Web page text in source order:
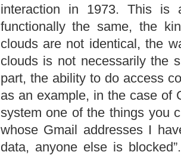
interaction in 1973. This is
functionally the same, the
clouds are not identical, the
clouds is not necessarily the
part, the ability to do access
as an example, in the case of
system one of the things you
whose Gmail addresses I
data, anyone else is